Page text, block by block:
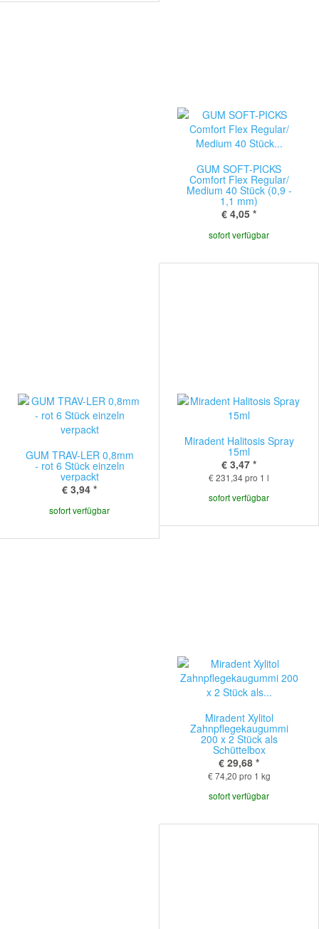
GUM SOFT-PICKS
Comfort Flex Regular/
Medium 40 Stück (0,9 -
1,1 mm)
€ 4,05 *
sofort verfügbar
GUM TRAV-LER 0,8mm
- rot 6 Stück einzeln
verpackt
€ 3,94 *
sofort verfügbar
Miradent Halitosis Spray
15ml
€ 3,47 *
€ 231,34 pro 1 l
sofort verfügbar
Miradent Xylitol
Zahnpflegekaugummi
200 x 2 Stück als
Schüttelbox
€ 29,68 *
€ 74,20 pro 1 kg
sofort verfügbar